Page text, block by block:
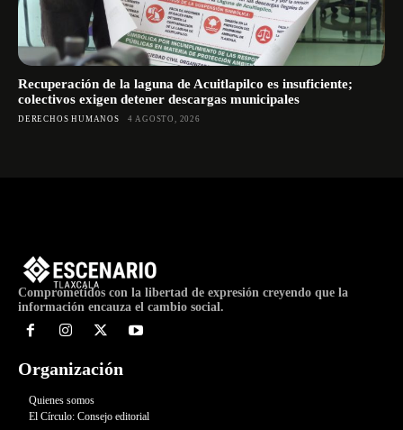
Recuperación de la laguna de Acuitlapilco es insuficiente;
colectivos exigen detener descargas municipales
DERECHOS HUMANOS 4 AGOSTO, 2026
Comprometidos con la libertad de expresión creyendo que la
información encauza el cambio social.
Organización
Quienes somos
El Círculo: Consejo editorial